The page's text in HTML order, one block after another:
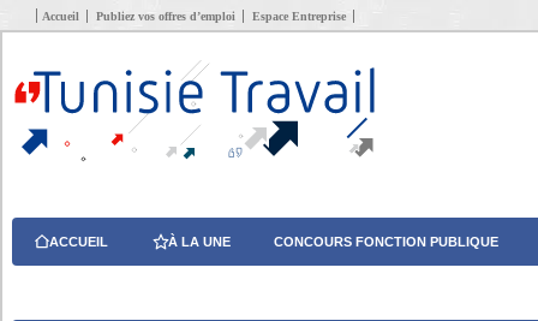
Accueil Publiez vos offres d’emploi Espace Entreprise
ACCUEIL À LA UNE CONCOURS FONCTION PUBLIQUE